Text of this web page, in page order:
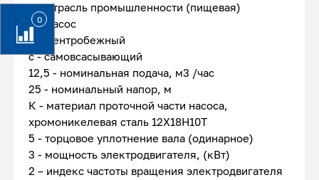
0
О - отрасль промышленности (пищевая)
Н - насос
Ц - центробежный
с - самовсасывающий
12,5 - номинальная подача, м3 /час
25 - номинальный напор, м
К - материал проточной части насоса,
хромоникелевая сталь 12Х18Н10Т
5 - торцовое уплотнение вала (одинарное)
3 - мощность электродвигателя, (кВт)
2 – индекс частоты вращения электродвигателя